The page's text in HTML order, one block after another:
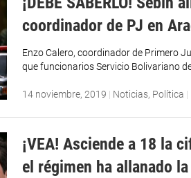
coordinador de PJ en
Enzo Calero, coordinador de Primero
que funcionarios Servicio Bolivariano
14 noviembre, 2019 | Noticias, Política |
¡VEA! Asciende a 18 la
el régimen ha allanado